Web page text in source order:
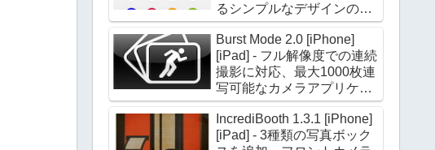
るシンプルなデザインのカ
レンダーアプリケーション
Burst Mode 2.0 [iPhone]
[iPad] - フル解像度での連続
撮影に対応、最大1000枚連
写可能なカメラアプリケー
ション
IncrediBooth 1.3.1 [iPhone]
[iPad] - 3種類の写真ボック